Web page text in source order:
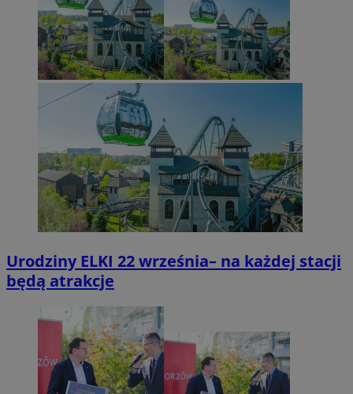
Urodziny ELKI 22 września– na każdej stacji
będą atrakcje